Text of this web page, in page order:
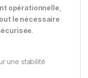
opérationnelle
le nécessaire
.
une stabilité